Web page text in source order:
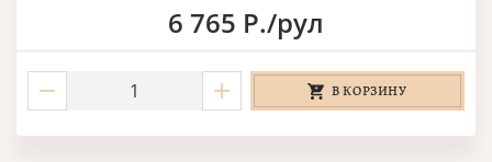
6 765 Р./рул
В КОРЗИНУ